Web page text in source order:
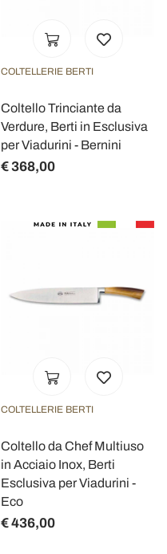
COLTELLERIE BERTI
Coltello Trinciante da
Verdure, Berti in Esclusiva
per Viadurini - Bernini
€ 368,00
COLTELLERIE BERTI
Coltello da Chef Multiuso
in Acciaio Inox, Berti
Esclusiva per Viadurini -
Eco
€ 436,00